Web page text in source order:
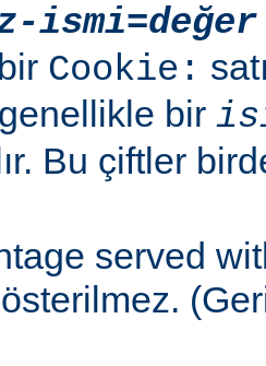
ismi=değer
Cookie:
bir
Bu çiftler
served